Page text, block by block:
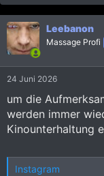
a
k
t
i
o
n
Leebanon
Massage Profi
24 Juni 2026
um die
werden immer
Kinounterhaltung
Instagram